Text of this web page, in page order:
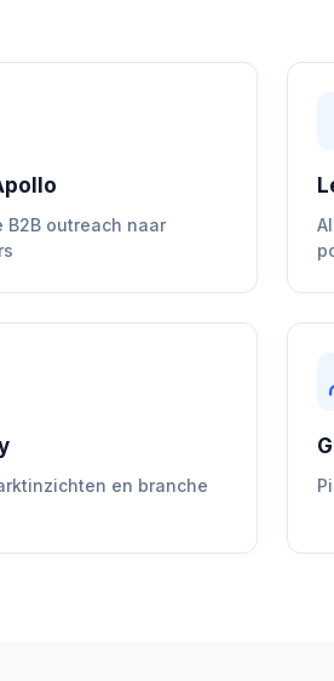
B2B outreach naar
en branche